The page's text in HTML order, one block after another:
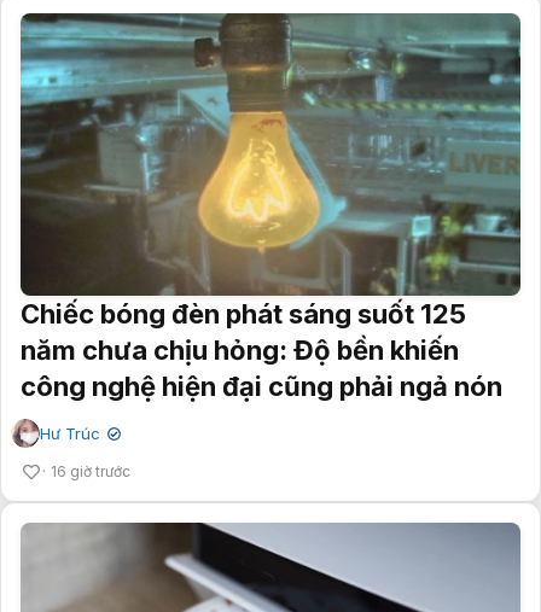
Chiếc bóng đèn phát sáng suốt 125
năm chưa chịu hỏng: Độ bền khiến
công nghệ hiện đại cũng phải ngả nón
Hư Trúc ✔
16 giờ trước